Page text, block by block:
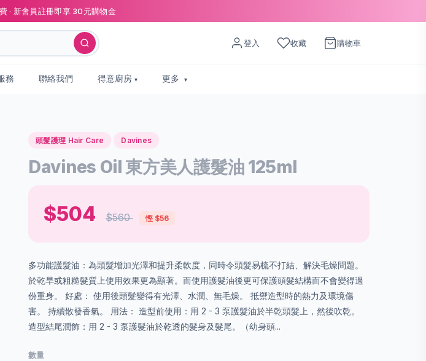
· 新會員註冊即享 30元購物金
登入 收藏 購物車
務 聯絡我們 得意廚房 更多
頭髮護理 Hair Care Davines
Davines Oil 東方美人護髮油 125ml
$504 $560 慳 $56
多功能護髮油：為頭髮增加光澤和提升柔軟度，同時令頭髮易梳不打結、解決毛燥問題。
於乾旱或粗糙髮質上使用效果更為顯著。而使用護髮油後更可保護頭髮結構而不會變得過
份重身。 好處： 使用後頭髮變得有光澤、水潤、無毛燥。 抵禦造型時的熱力及環境傷
害。 持續散發香氣。 用法： 造型前使用：用 2 - 3 泵護髮油於半乾頭髮上，然後吹乾。
造型結尾潤飾：用 2 - 3 泵護髮油於乾透的髮身及髮尾。（幼身頭...
數量